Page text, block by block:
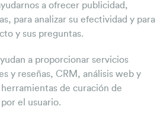
a ofrecer publicidad,
para analizar su efectividad y para
y sus preguntas.
a proporcionar servicios
y reseñas, CRM, análisis web y
de curación de
el usuario.